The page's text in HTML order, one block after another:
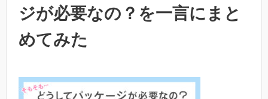
ジが必要なの？を一言にまと
めてみた